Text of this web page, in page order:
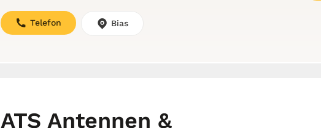
Telefon Bias
ATS Antennen &